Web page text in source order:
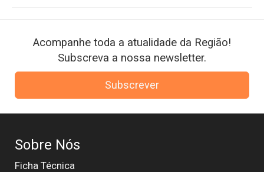
Acompanhe toda a atualidade da Região!
Subscreva a nossa newsletter.
Subscrever
Sobre Nós
Ficha Técnica